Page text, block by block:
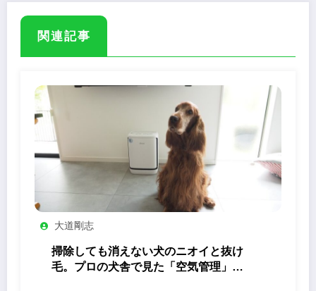
関連記事
大道剛志
掃除しても消えない犬のニオイと抜け
毛。プロの犬舎で見た「空気管理」の